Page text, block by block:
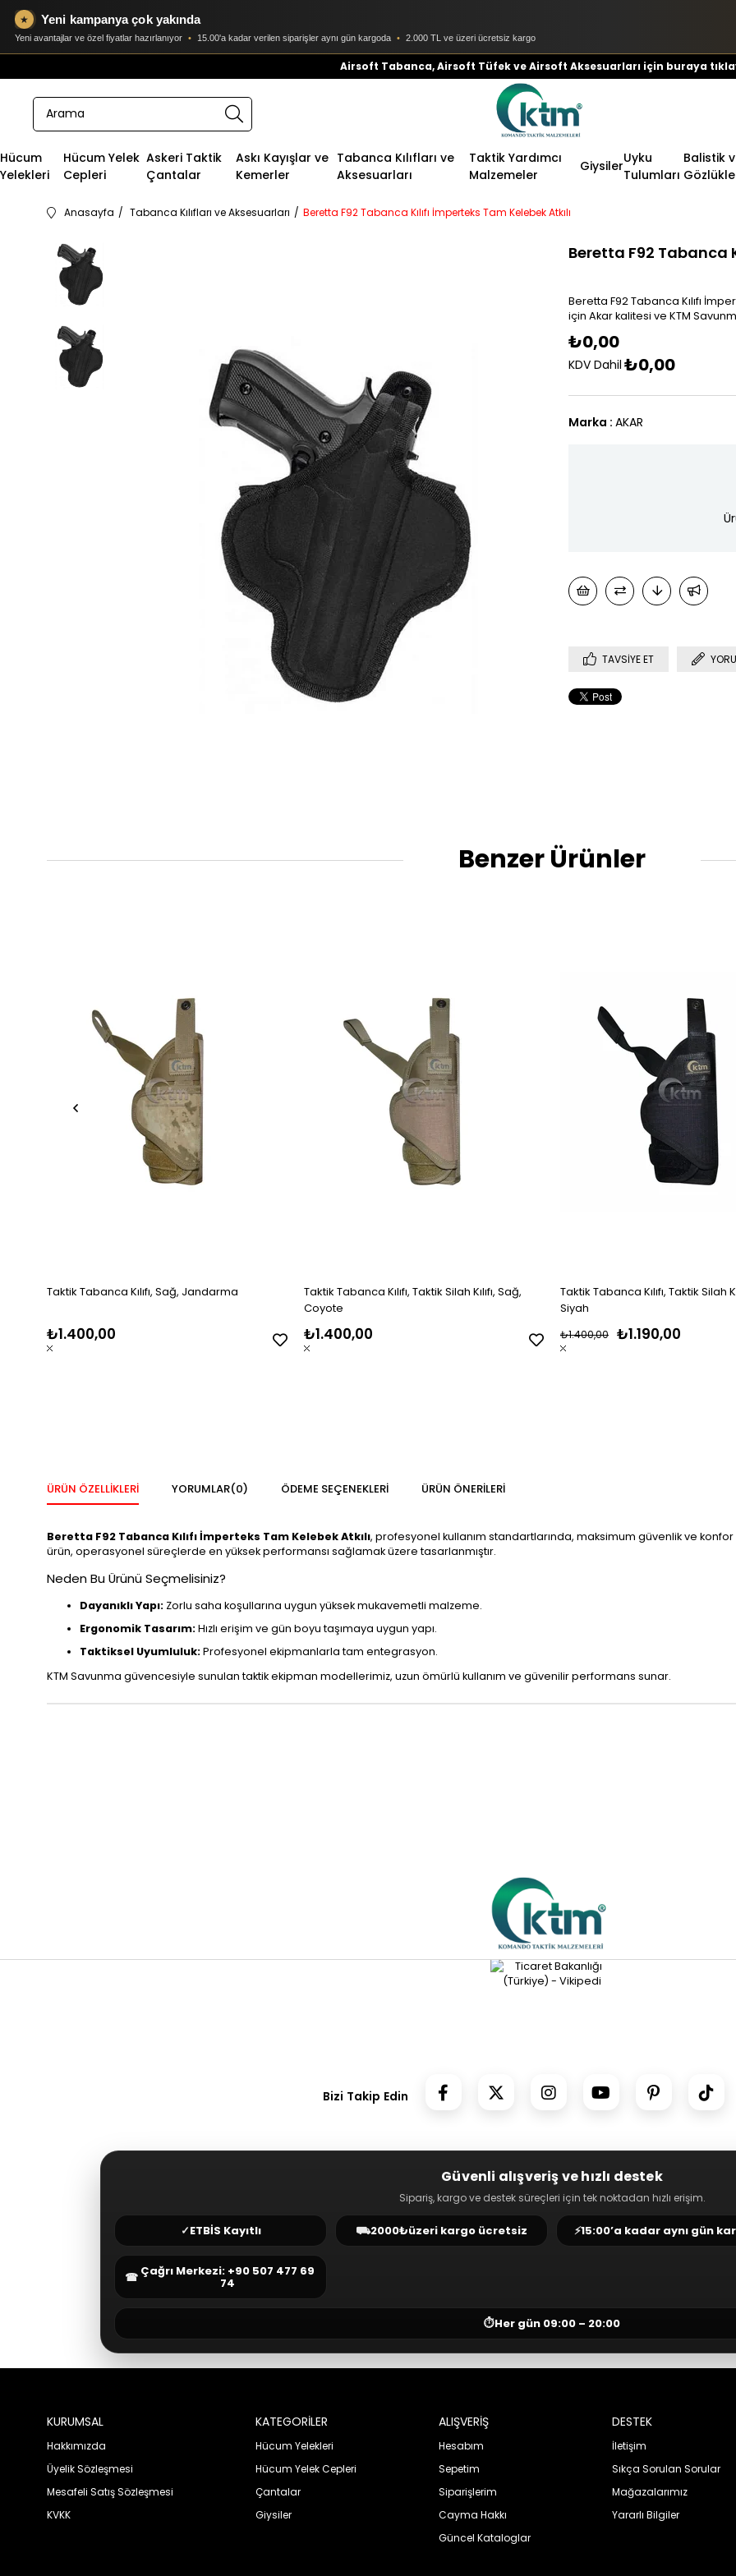
★ Yeni kampanya çok yakında
Yeni avantajlar ve özel fiyatlar hazırlanıyor • 15.00'a kadar verilen siparişler aynı gün kargoda • 2.000 TL ve üzeri ücretsiz kargo
Airsoft Tabanca, Airsoft Tüfek ve Airsoft Aksesuarları için buraya
Hücum
Yelekleri
Hücum Yelek
Cepleri
Askeri Taktik
Çantalar
Askı Kayışlar ve
Kemerler
Tabanca Kılıfları ve
Aksesuarları
Taktik Yardımcı
Malzemeler
Giysiler
Uyku
Tulumları
Balistik
Anasayfa Tabanca Kılıfları ve Aksesuarları Beretta F92 Tabanca Kılıfı İmperteks Tam Kelebek Atkılı
Beretta F92 Tabanca
Beretta F92 Tabanca Kılıfı
için Akar kalitesi ve KTM
₺0,00
KDV Dahil ₺0,00
Marka : AKAR
TAVSIYE ET
Benzer Ürünler
Taktik Tabanca Kılıfı, Sağ, Jandarma
₺1.400,00
Taktik Tabanca Kılıfı, Taktik Silah Kılıfı, Sağ,
Coyote
₺1.400,00
Taktik Tabanca Kılıfı, Taktik Silah
Siyah
₺1.190,00
₺1.400,00
ÜRÜN ÖZELLIKLERI YORUMLAR(0) ÖDEME SEÇENEKLERI ÜRÜN ÖNERILERI
Beretta F92 Tabanca Kılıfı İmperteks Tam Kelebek Atkılı, profesyonel kullanım standartlarında, maksimum güvenlik ve
ürün, operasyonel süreçlerde en yüksek performansı sağlamak üzere tasarlanmıştır.
Neden Bu Ürünü Seçmelisiniz?
Dayanıklı Yapı: Zorlu saha koşullarına uygun yüksek mukavemetli malzeme.
Ergonomik Tasarım:Hızlı erişim ve gün boyu taşımaya uygun yapı.
Taktiksel Uyumluluk:Profesyonel ekipmanlarla tam entegrasyon.
KTM Savunma güvencesiyle sunulan taktik ekipman modellerimiz, uzun ömürlü kullanım ve güvenilir performans sunar.
Bizi Takip Edin
Güvenli alışveriş ve hızlı destek
Sipariş, kargo ve destek süreçleri için tek noktadan hızlı erişim.
✓ETBİS Kayıtlı ⛟2000₺üzeri kargo ücretsiz ⚡15:00’a kadar aynı gün
☎ Çağrı Merkezi: +90 507 477 69
74
⏱Her gün 09:00 – 20:00
KURUMSAL
Hakkımızda
Üyelik Sözleşmesi
Mesafeli Satış Sözleşmesi
KVKK
KATEGORİLER
Hücum Yelekleri
Hücum Yelek Cepleri
Çantalar
Giysiler
ALIŞVERİŞ
Hesabım
Sepetim
Siparişlerim
Cayma Hakkı
Güncel Kataloglar
DESTEK
İletişim
Sıkça Sorulan Sorular
Mağazalarımız
Yararlı Bilgiler